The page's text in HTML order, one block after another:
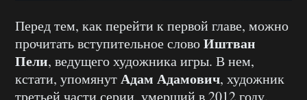
Перед тем, как перейти к первой главе, можно
прочитать вступительное словоИштван
Пели, ведущего художника игры. В нем,
кстати, упомянутАдам Адамович, художник